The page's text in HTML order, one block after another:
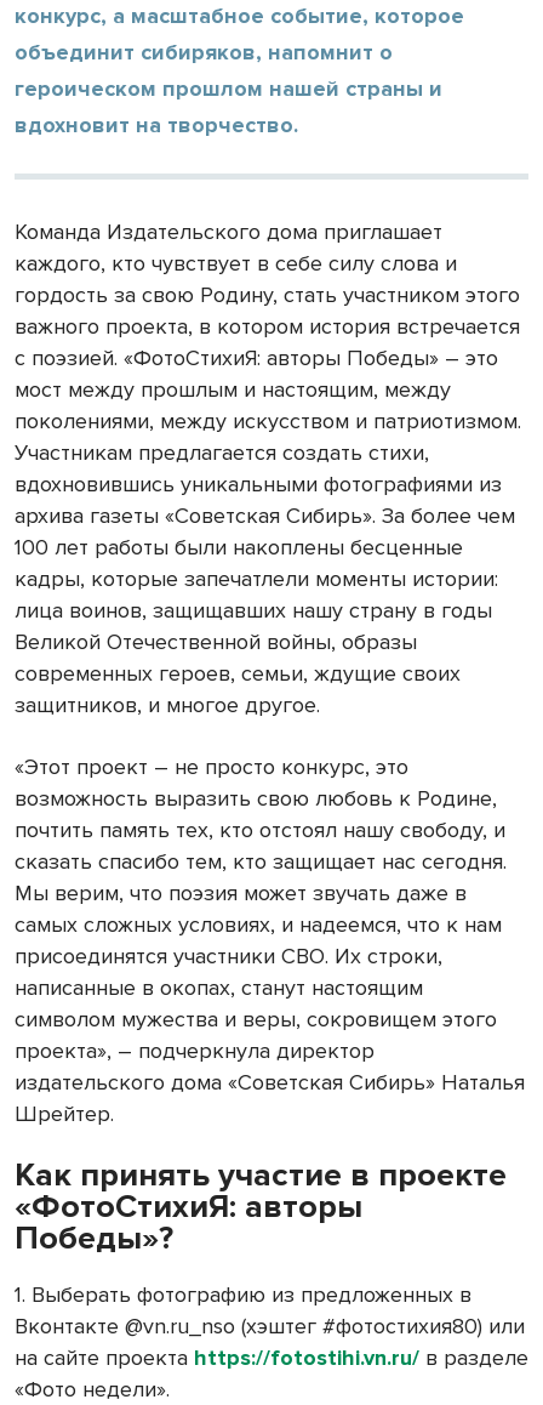
конкурс, а масштабное событие, которое
объединит сибиряков, напомнит о
героическом прошлом нашей страны и
вдохновит на творчество.
Команда Издательского дома приглашает
каждого, кто чувствует в себе силу слова и
гордость за свою Родину, стать участником этого
важного проекта, в котором история встречается
с поэзией. «ФотоСтихиЯ: авторы Победы» – это
мост между прошлым и настоящим, между
поколениями, между искусством и патриотизмом.
Участникам предлагается создать стихи,
вдохновившись уникальными фотографиями из
архива газеты «Советская Сибирь». За более чем
100 лет работы были накоплены бесценные
кадры, которые запечатлели моменты истории:
лица воинов, защищавших нашу страну в годы
Великой Отечественной войны, образы
современных героев, семьи, ждущие своих
защитников, и многое другое.
«Этот проект – не просто конкурс, это
возможность выразить свою любовь к Родине,
почтить память тех, кто отстоял нашу свободу, и
сказать спасибо тем, кто защищает нас сегодня.
Мы верим, что поэзия может звучать даже в
самых сложных условиях, и надеемся, что к нам
присоединятся участники СВО. Их строки,
написанные в окопах, станут настоящим
символом мужества и веры, сокровищем этого
проекта», – подчеркнула директор
издательского дома «Советская Сибирь» Наталья
Шрейтер.
Как принять участие в проекте
«ФотоСтихиЯ: авторы
Победы»?
1. Выберать фотографию из предложенных в
Вконтакте @vn.ru_nso (хэштег #фотостихия80) или
на сайте проекта https://fotostihi.vn.ru/ в разделе
«Фото недели».